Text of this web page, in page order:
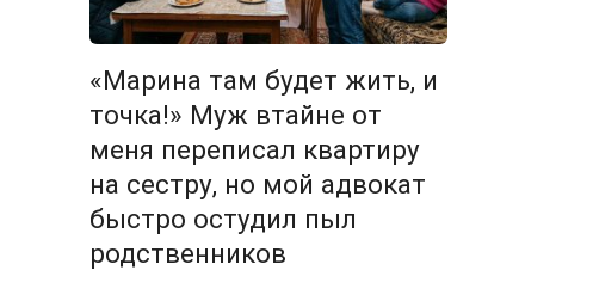
«Марина там будет жить, и
точка!» Муж втайне от
меня переписал квартиру
на сестру, но мой адвокат
быстро остудил пыл
родственников